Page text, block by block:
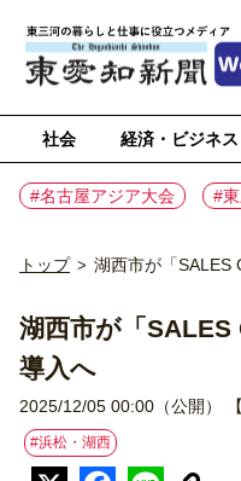
社会 経済・ビジネス
#名古屋アジア大会 #
トップ > 湖西市が「
湖西市が「
導入へ
2025/12/05 00:00（公開）
#浜松・湖西